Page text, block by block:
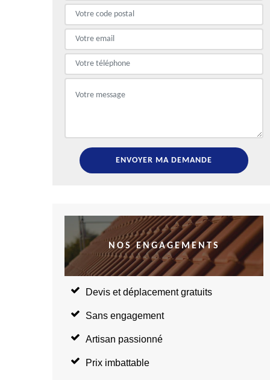
NOS ENGAGEMENTS
Devis et déplacement gratuits
Sans engagement
Artisan passionné
Prix imbattable